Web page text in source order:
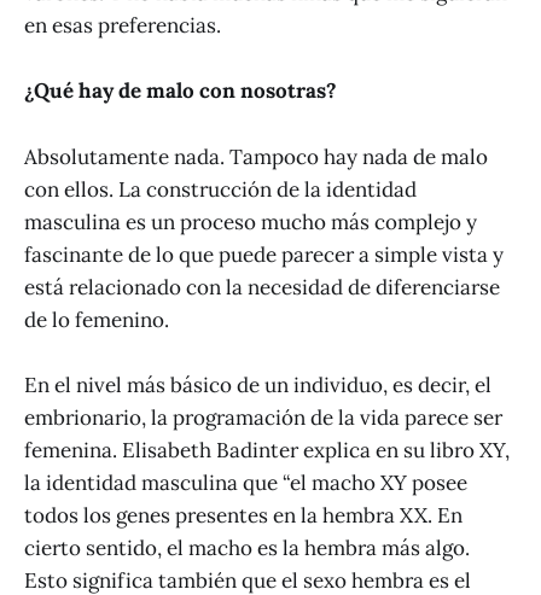
en esas preferencias.
¿Qué hay de malo con nosotras?
Absolutamente nada. Tampoco hay nada de malo
con ellos. La construcción de la identidad
masculina es un proceso mucho más complejo y
fascinante de lo que puede parecer a simple vista y
está relacionado con la necesidad de diferenciarse
de lo femenino.
En el nivel más básico de un individuo, es decir, el
embrionario, la programación de la vida parece ser
femenina. Elisabeth Badinter explica en su libro XY,
la identidad masculina que “el macho XY posee
todos los genes presentes en la hembra XX. En
cierto sentido, el macho es la hembra más algo.
Esto significa también que el sexo hembra es el